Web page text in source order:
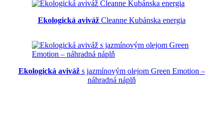
Ekologická avivážCleanne Kubánska energia
Ekologická avivážs jazmínovým olejom Green Emotion –
náhradná náplň